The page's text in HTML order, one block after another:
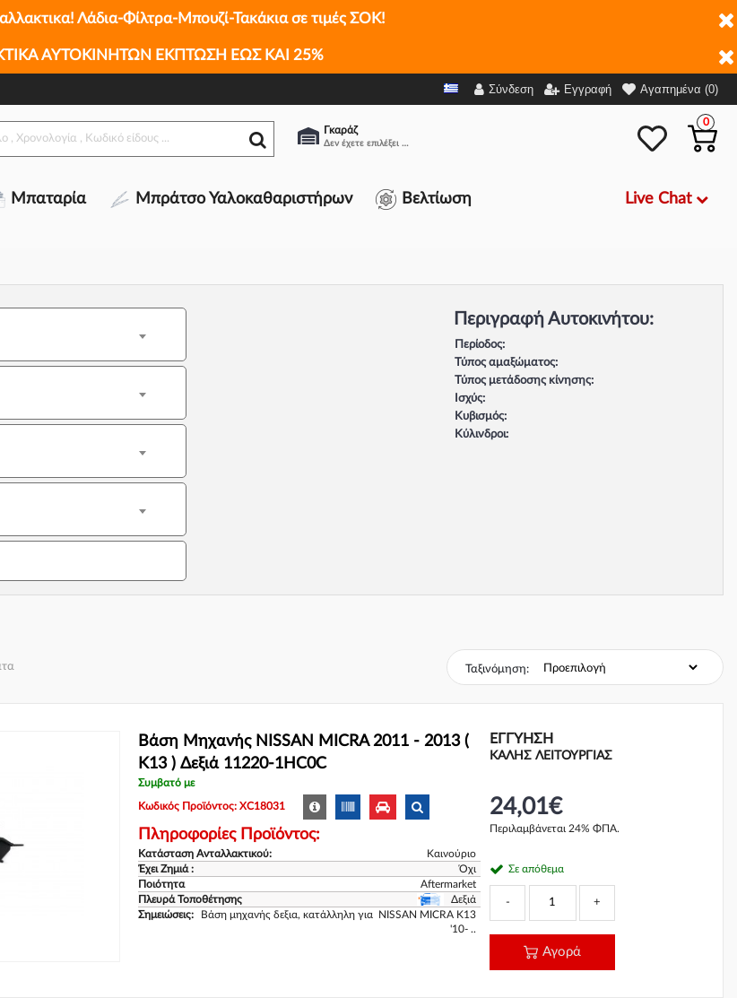
Λάδια-Φίλτρα-Μπουζί-Τακάκια σε τιμές ΣΟΚ!
ΑΥΤΟΚΙΝΗΤΩΝ ΕΚΠΤΩΣΗ ΕΩΣ ΚΑΙ 25%
Σύνδεση Εγγραφή Αγαπημένα (0)
Γκαράζ
Δεν έχετε επιλέξει αμάξι.
0
Μπαταρία Μπράτσο Υαλοκαθαριστήρων
Βελτίωση
Live Chat
Περιγραφή Αυτοκινήτου:
Περίοδος:
Τύπος αμαξώματος:
Τύπος μετάδοσης κίνησης:
Ισχύς:
Κυβισμός:
Κύλινδροι:
Ταξινόμηση:
Βάση Μηχανής NISSAN MICRA 2011 - 2013 (
K13 ) Δεξιά 11220-1HC0C
Συμβατό με
Κωδικός Προϊόντος: XC18031
Πληροφορίες Προϊόντος:
Κατάσταση Ανταλλακτικού:
Καινούριο
Έχει Ζημιά :
Όχι
Ποιότητα
Aftermarket
Πλευρά Τοποθέτησης
Δεξιά
Σημειώσεις:
Βάση μηχανής δεξια, κατάλληλη για NISSAN MICRA K13
'10- ..
ΕΓΓΎΗΣΗ
ΚΑΛΗΣ ΛΕΙΤΟΥΡΓΙΑΣ
24,01€
Περιλαμβάνεται 24% ΦΠΑ.
Σε απόθεμα
- +
Αγορά